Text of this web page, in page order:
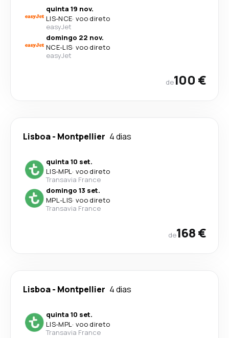
quinta 19 nov.
LIS-NCE· voo direto
easyJet
domingo 22 nov.
NCE-LIS· voo direto
easyJet
de100 €
Lisboa- Montpellier 4 dias
quinta 10 set.
LIS-MPL· voo direto
Transavia France
domingo 13 set.
MPL-LIS· voo direto
Transavia France
de168 €
Lisboa- Montpellier 4 dias
quinta 10 set.
LIS-MPL· voo direto
Transavia France